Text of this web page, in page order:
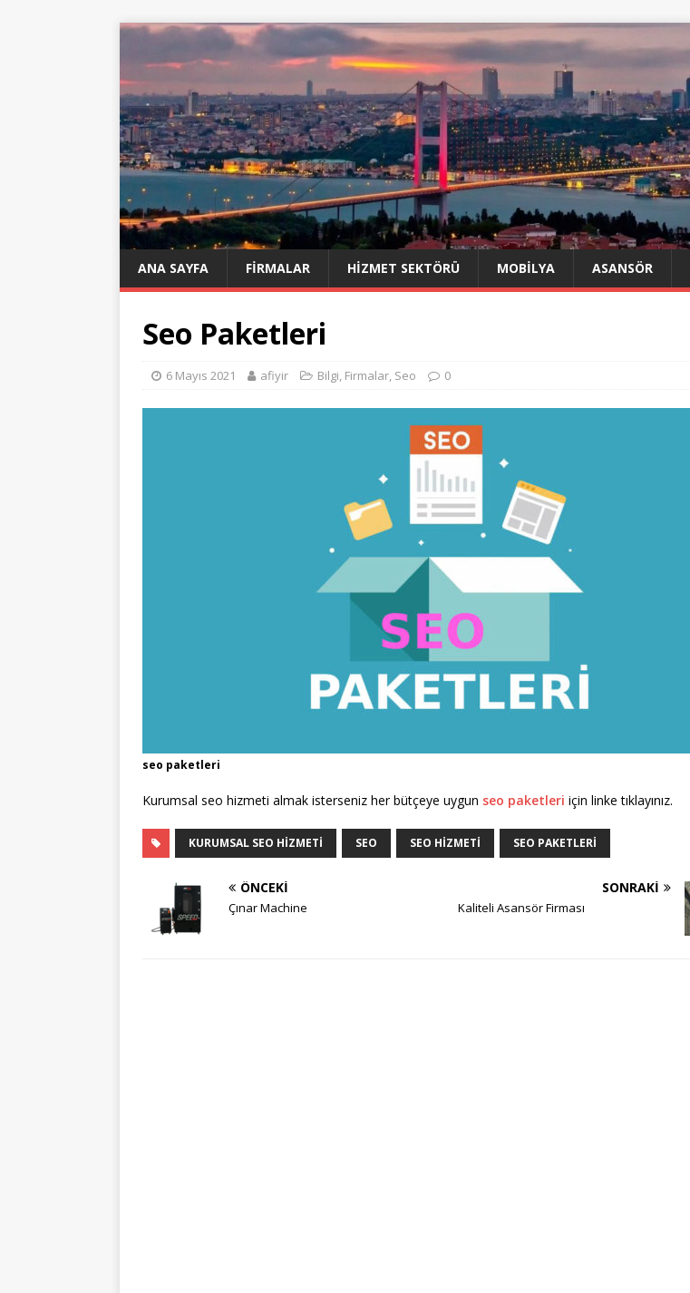
ANA SAYFA FIRMALAR HIZMET SEKTÖRÜ MOBILYA ASANSÖR
Seo Paketleri
6 Mayıs 2021 afiyir Bilgi, Firmalar, Seo 0
seo paketleri
Kurumsal seo hizmeti almak isterseniz her bütçeye uygun seo paketleri için linke tıklayınız.
KURUMSAL SEO HIZMETI SEO SEO HIZMETI SEO PAKETLERI
ÖNCEKI
Çınar Machine
SONRAKI
Kaliteli Asansör Firması